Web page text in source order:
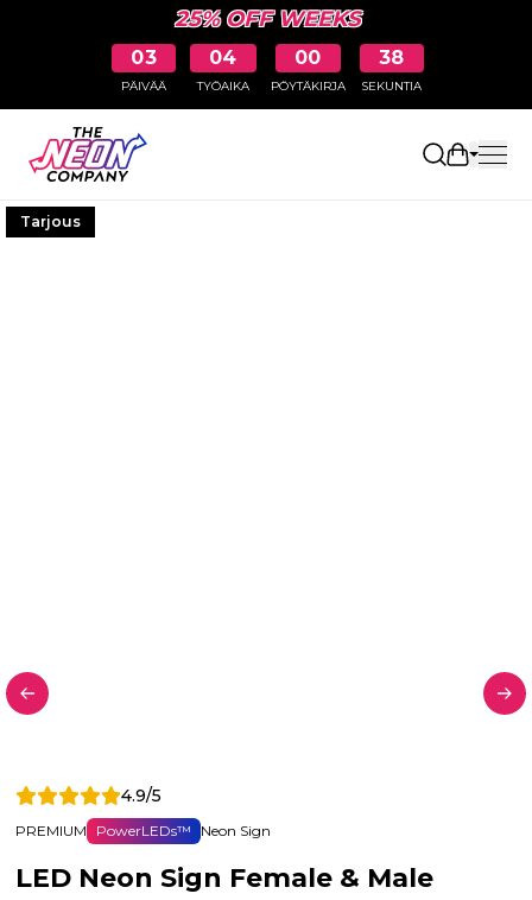
25% OFF WEEKS
03
PÄIVÄÄ
04
TYÖAIKA
00
PÖYTÄKIRJA
37
SEKUNTIA
Avaa
Tarjous
4.9/5
PREMIUM PowerLEDs™ Neon Sign
LED Neon Sign Female & Male